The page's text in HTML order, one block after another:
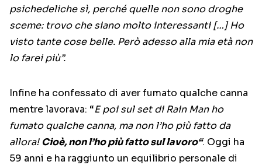
psichedeliche sì, perché quelle non sono droghe
sceme: trovo che siano molto interessanti […] Ho
visto tante cose belle. Però adesso alla mia età non
lo farei più”.
Infine ha confessato di aver fumato qualche canna
mentre lavorava: “E poi sul set di Rain Man ho
fumato qualche canna, ma non l’ho più fatto da
allora! Cioè, non l’ho più fatto sul lavoro“. Oggi ha
59 anni e ha raggiunto un equilibrio personale di